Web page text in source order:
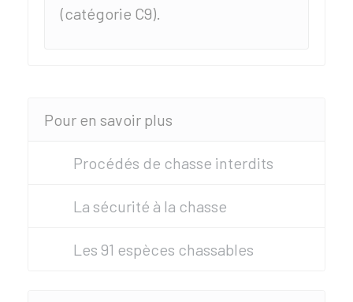
(catégorie C9).
Pour en savoir plus
Procédés de chasse interdits
La sécurité à la chasse
Les 91 espèces chassables